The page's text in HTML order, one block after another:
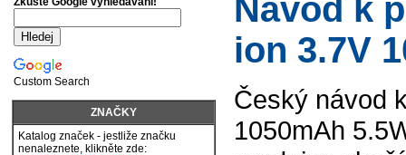
Návod k
ion 3.7V
Český návod
1050mAh
Custom Search
ZNAČKY
Katalog značek - jestliže značku
nenaleznete, klikněte zde: